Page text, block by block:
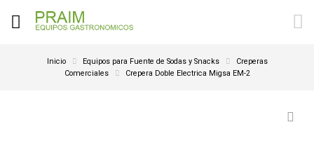
Inicio Equipos para Fuente de Sodas y Snacks
Creperas
Comerciales
Crepera Doble Electrica Migsa EM-2